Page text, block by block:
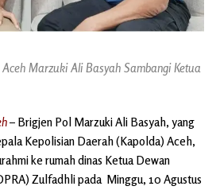
Marzuki Ali Basyah Sambangi Ketua
– Brigjen Pol Marzuki Ali Basyah, yang
Kepolisian Daerah (Kapolda) Aceh,
ke rumah dinas Ketua Dewan
Zulfadhli pada Minggu, 10 Agustus